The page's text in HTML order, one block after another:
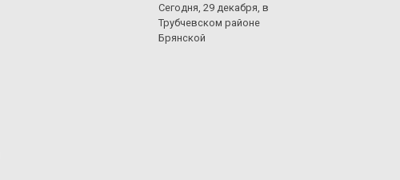
Сегодня, 29 декабря, в
Трубчевском районе
Брянской